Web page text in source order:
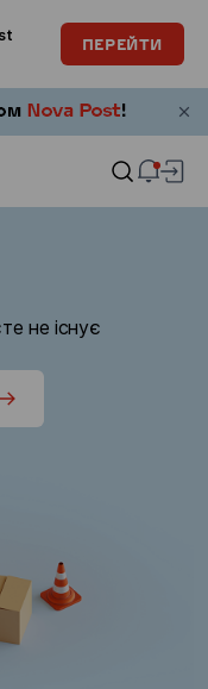
ПЕРЕЙТИ
не існує